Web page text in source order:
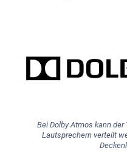
Bei Dolby Atmos kann
Lautsprechern verteilt